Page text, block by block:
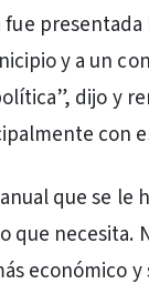
presentada
y a un
dijo y
con
que se le
que necesita.
económico